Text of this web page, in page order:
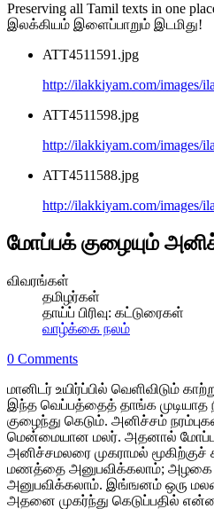
Preserving all Tamil texts in one
இலக்கியம் இளைப்பாறும் இடமிது!
ATT4511591.jpg
http://ilakkiyam.com/images/
ATT4511598.jpg
http://ilakkiyam.com/images/
ATT4511588.jpg
http://ilakkiyam.com/images/
மோப்பக் குழையும்
விவரங்கள்
தமிழர்கள்
தாய்ப் பிரிவு: கட்டுரைகள்
வாழ்க்கை நலம்
0 Comments
மானிடர் உயிர்ப்பில் வெளிவிடும்
இந்த வெப்பத்தைத் தாங்க
குழைந்து கெடும். அனிச்சம்
மென்மையான மலர். அதனால்
அனிச்சமலரை முகராமல்
மணத்தை அனுபவிக்கலாம்;
அனுபவிக்கலாம். இங்ஙனம் ஒரு
அதனை முகர்ந்து கெடுப்பதில்